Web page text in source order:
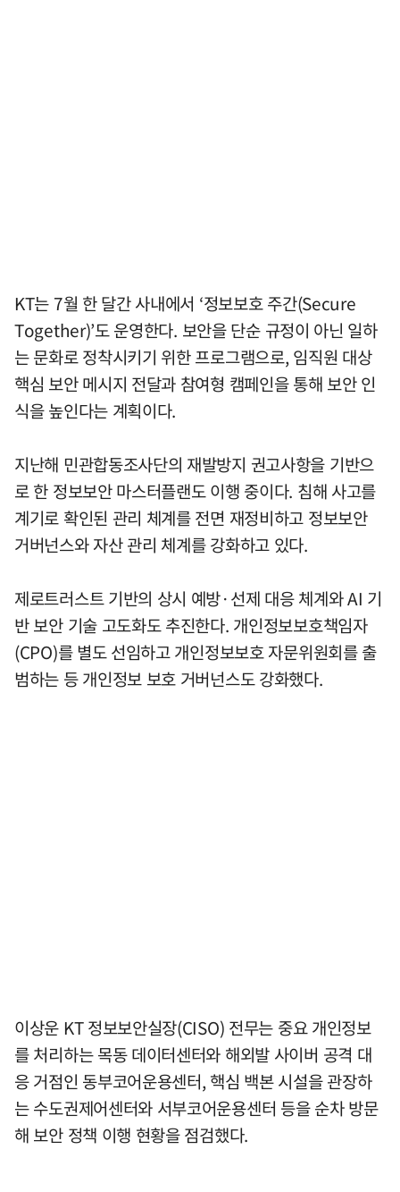
KT는 7월 한 달간 사내에서 ‘정보보호 주간(Secure
Together)’도 운영한다. 보안을 단순 규정이 아닌 일하
는 문화로 정착시키기 위한 프로그램으로, 임직원 대상
핵심 보안 메시지 전달과 참여형 캠페인을 통해 보안 인
식을 높인다는 계획이다.
지난해 민관합동조사단의 재발방지 권고사항을 기반으
로 한 정보보안 마스터플랜도 이행 중이다. 침해 사고를
계기로 확인된 관리 체계를 전면 재정비하고 정보보안
거버넌스와 자산 관리 체계를 강화하고 있다.
제로트러스트 기반의 상시 예방·선제 대응 체계와 AI 기
반 보안 기술 고도화도 추진한다. 개인정보보호책임자
(CPO)를 별도 선임하고 개인정보보호 자문위원회를 출
범하는 등 개인정보 보호 거버넌스도 강화했다.
이상운 KT 정보보안실장(CISO) 전무는 중요 개인정보
를 처리하는 목동 데이터센터와 해외발 사이버 공격 대
응 거점인 동부코어운용센터, 핵심 백본 시설을 관장하
는 수도권제어센터와 서부코어운용센터 등을 순차 방문
해 보안 정책 이행 현황을 점검했다.